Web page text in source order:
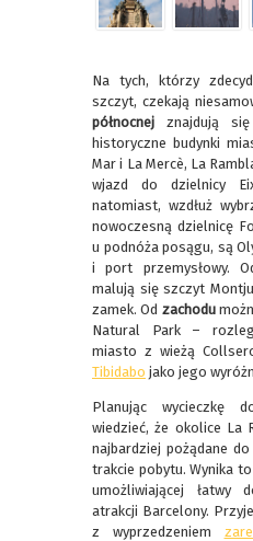
Na tych, którzy
szczyt, czekają
północnej znajdują
historyczne budynki
Mar i La Mercè, La
wjazd do dzielnicy
natomiast, wzdłuż
nowoczesną dzielnicę
u podnóża posągu, są
i port przemysłowy.
malują się szczyt
zamek. Od zachodu
Natural Park –
miasto z wieżą
Tibidabo jako jego
Planując wycieczkę
wiedzieć, że okolice La
najbardziej pożądane
trakcie pobytu. Wynika
umożliwiającej łatwy
atrakcji Barcelony.
z wyprzedzeniem